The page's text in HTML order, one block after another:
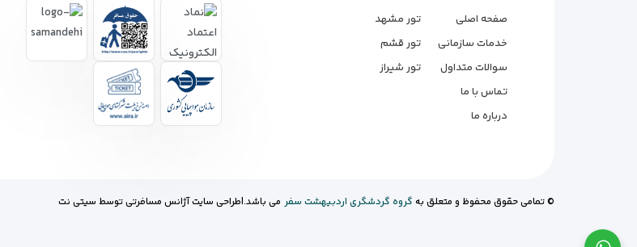
صفحه اصلی
خدمات سازمانی
سوالات متداول
تماس با ما
درباره ما
تور مشهد
تور قشم
تور شیراز
© تمامی حقوق محفوظ و متعلق به گروه گردشگری اردبیهشت سفر می باشد.|طراحی سایت آژانس مسافرتیتوسط سیتی نت